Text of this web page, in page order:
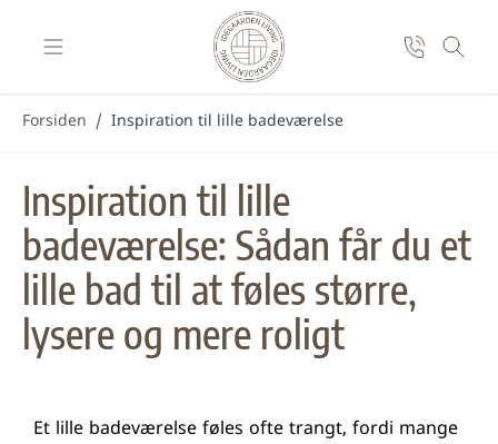
Forsiden / Inspiration til lille badeværelse
Inspiration til lille
badeværelse: Sådan får du et
lille bad til at føles større,
lysere og mere roligt
Et lille badeværelse føles ofte trangt, fordi mange